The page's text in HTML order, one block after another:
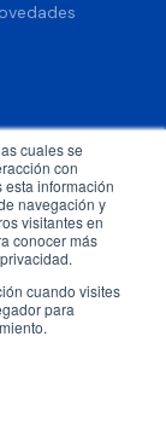
cuales se
con
esta información
navegación y
visitantes en
conocer más
cuando visites
para
Política de